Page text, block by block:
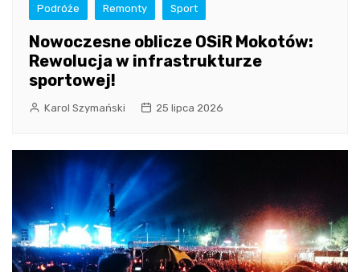
Podróże Remonty Sport
Nowoczesne oblicze OSiR Mokotów:
Rewolucja w infrastrukturze
sportowej!
Karol Szymański 25 lipca 2026